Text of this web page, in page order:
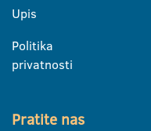
Upis
Politika
privatnosti
Pratite nas